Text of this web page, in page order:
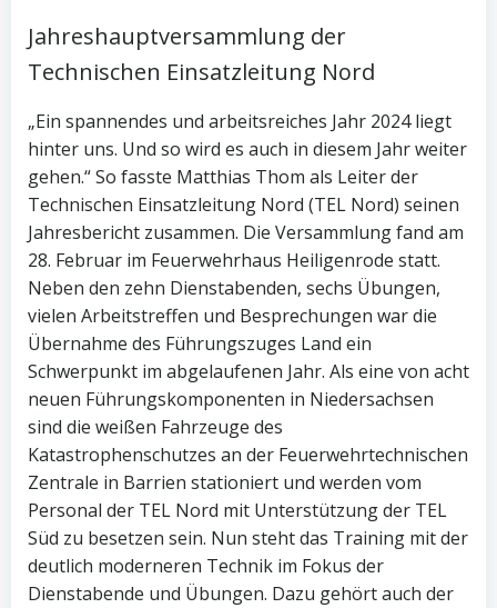
Jahreshauptversammlung der
Technischen Einsatzleitung Nord
„Ein spannendes und arbeitsreiches Jahr 2024 liegt
hinter uns. Und so wird es auch in diesem Jahr weiter
gehen.“ So fasste Matthias Thom als Leiter der
Technischen Einsatzleitung Nord (TEL Nord) seinen
Jahresbericht zusammen. Die Versammlung fand am
28. Februar im Feuerwehrhaus Heiligenrode statt.
Neben den zehn Dienstabenden, sechs Übungen,
vielen Arbeitstreffen und Besprechungen war die
Übernahme des Führungszuges Land ein
Schwerpunkt im abgelaufenen Jahr. Als eine von acht
neuen Führungskomponenten in Niedersachsen
sind die weißen Fahrzeuge des
Katastrophenschutzes an der Feuerwehrtechnischen
Zentrale in Barrien stationiert und werden vom
Personal der TEL Nord mit Unterstützung der TEL
Süd zu besetzen sein. Nun steht das Training mit der
deutlich moderneren Technik im Fokus der
Dienstabende und Übungen. Dazu gehört auch der